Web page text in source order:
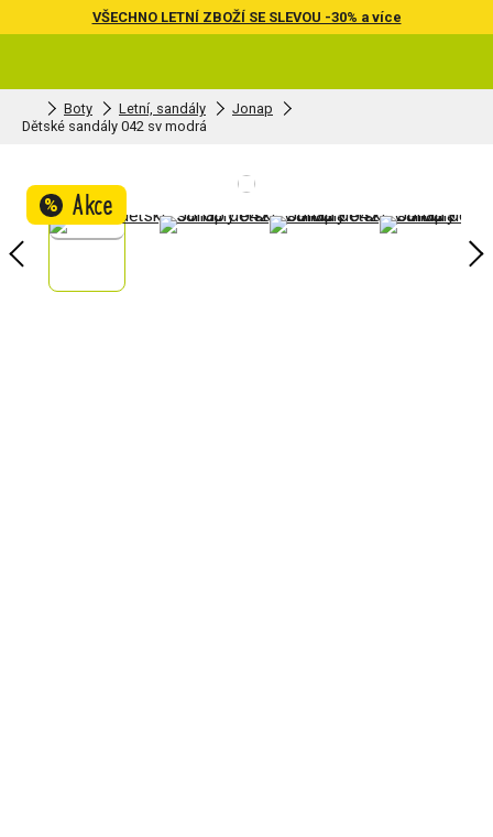
VŠECHNO LETNÍ ZBOŽÍ SE SLEVOU -30% a více
Boty Letní, sandály
Jonap
Dětské sandály 042 sv modrá
% Akce